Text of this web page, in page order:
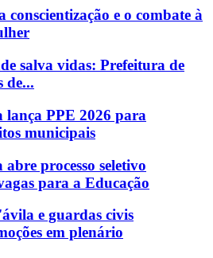
e o combate à
salva vidas: Prefeitura de
de...
PPE 2026 para
municipais
processo seletivo
para a Educação
e guardas civis
em plenário